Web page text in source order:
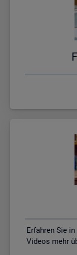
Erfahren Sie
Videos mehr